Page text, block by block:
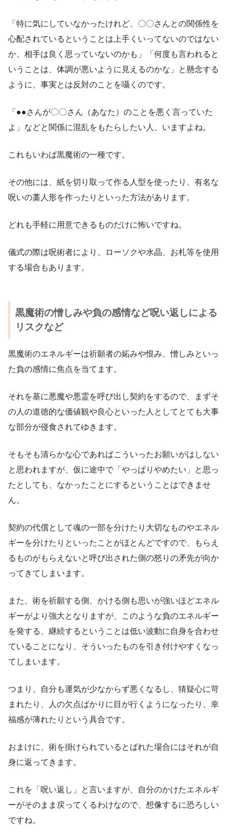
「特に気にしていなかったけれど、〇〇さんとの関係性を
心配されているということは上手くいってないのではない
か、相手は良く思っていないのかも」「何度も言われると
いうことは、体調が悪いように見えるのかな」と懸念する
ように、事実とは反対のことを囁くのです。
「●●さんが〇〇さん（あなた）のことを悪く言っていた
よ」などと関係に混乱をもたらしたい人、いますよね。
これもいわば黒魔術の一種です。
その他には、紙を切り取って作る人型を使ったり、有名な
呪いの藁人形を作ったりといった方法があります。
どれも手軽に用意できるものだけに怖いですね。
儀式の際は呪術者により、ローソクや水晶、お札等を使用
する場合もあります。
黒魔術の憎しみや負の感情など呪い返しによる
リスクなど
黒魔術のエネルギーは祈願者の妬みや恨み、憎しみといっ
た負の感情に焦点を当てます。
それを基に悪魔や悪霊を呼び出し契約をするので、まずそ
の人の道徳的な価値観や良心といった人としてとても大事
な部分が侵食されてゆきます。
そもそも清らかな心であればこういったお願いがはしない
と思われますが、仮に途中で「やっぱりやめたい」と思っ
たとしても、なかったことにするということはできませ
ん。
契約の代償として魂の一部を分けたり大切なものやエネル
ギーを分けたりといったことがほとんどですので、もらえ
るものがもらえないと呼び出された側の怒りの矛先が向か
ってきてしまいます。
また、術を祈願する側、かける側も思いが強いほどエネル
ギーがより強大となりますが、このような負のエネルギー
を発する、継続するということは低い波動に自身を合わせ
ていることになり、そういったものを引き付けやすくなっ
てしまいます。
つまり、自分も運気が少なからず悪くなるし、猜疑心に苛
まれたり、人の欠点ばかりに目が行くようになったり、幸
福感が薄れたりという具合です。
おまけに、術を掛けられているとばれた場合にはそれが自
身に返ってきます。
これを「呪い返し」と言いますが、自分のかけたエネルギ
ーがそのまま戻ってくるわけなので、想像するに恐ろしい
ですね。